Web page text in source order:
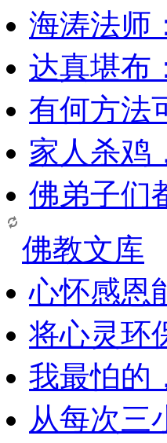
海涛法师
达真堪布
有何方法
家人杀鸡
佛弟子们
佛教文库
心怀感恩
将心灵环
我最怕的
从每次三